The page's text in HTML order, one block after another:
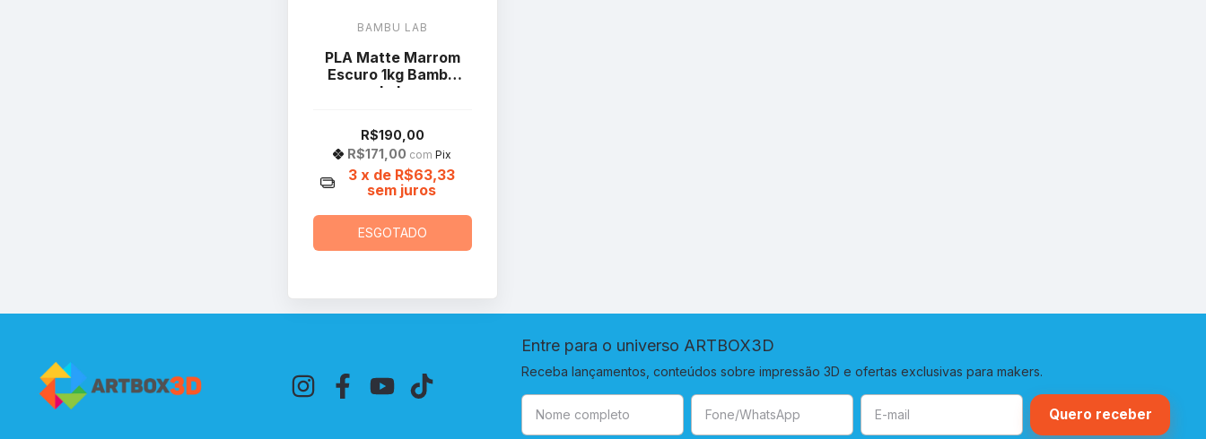
BAMBU LAB
PLA Matte Marrom
Escuro 1kg Bambu
Lab
R$190,00
R$171,00 com Pix
3 x de R$63,33
sem juros
ESGOTADO
Entre para o universo ARTBOX3D
Receba lançamentos, conteúdos sobre impressão 3D e ofertas exclusivas para makers.